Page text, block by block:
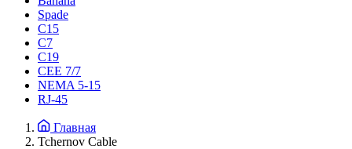
Spade
C15
С7
C19
CEE 7/7
NEMA 5-15
RJ-45
Главная
Tchernov Cable